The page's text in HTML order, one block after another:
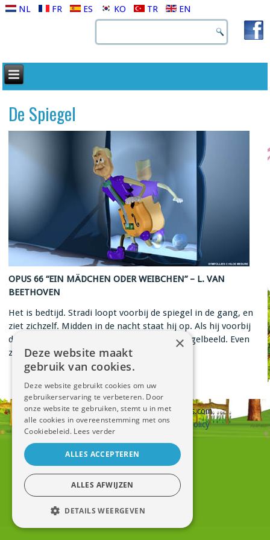
NL FR ES KO TR EN
De Spiegel
OPUS 66 “EIN MÄDCHEN ODER WEIBCHEN” – L. VAN
BEETHOVEN
Het is bedtijd. Stradi loopt voorbij de spiegel in de gang, en
ziet zichzelf. Midden in de nacht staat hij op. Als hij voorbij
de spiegel loopt, ontmoet hij zijn eigen spiegelbeeld. Even
zijn er twee Stradi’s. Of niet?
«Viola is Ziek
De Babysit»
Copyright © Hilde Mesure Symfollies.com
Sitemap–Cookie Policy–Privacy Policy
×
Deze website maakt
gebruik van cookies.
Deze website gebruikt cookies om uw
gebruikerservaring te verbeteren. Door
onze website te gebruiken, stemt u in met
alle cookies in overeenstemming met ons
Cookiebeleid. Lees verder
ALLES ACCEPTEREN
ALLES AFWIJZEN
DETAILS WEERGEVEN
STRIKT NOODZAKELIJK